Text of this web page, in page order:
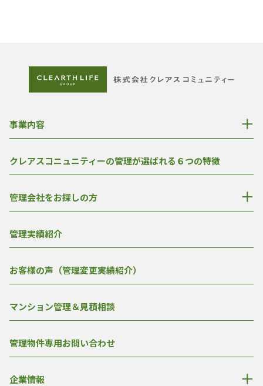
事業内容
クレアスコニュニティーの管理が選ばれる６つの特徴
管理会社をお探しの方
管理実績紹介
お客様の声（管理変更実績紹介）
マンション管理＆見積相談
管理物件専用お問い合わせ
企業情報